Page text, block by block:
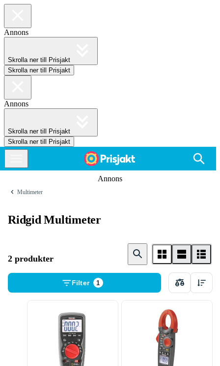
Annons
Skrolla ner till Prisjakt
Skrolla ner till Prisjakt
Annons
Skrolla ner till Prisjakt
Skrolla ner till Prisjakt
Annons
Multimeter
Ridgid Multimeter
2 produkter
Filter 1